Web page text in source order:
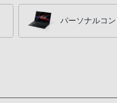
パーソナルコ